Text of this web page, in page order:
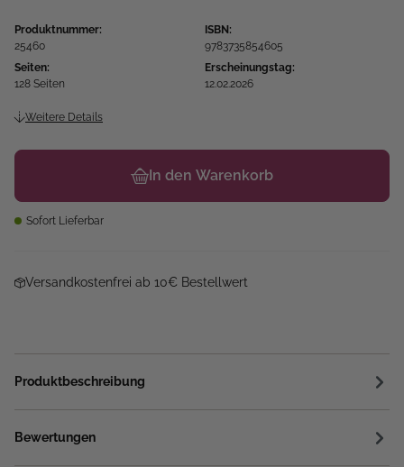
Produktnummer:
25460
ISBN:
9783735854605
Seiten:
128 Seiten
Erscheinungstag:
12.02.2026
Weitere Details
In den Warenkorb
Sofort Lieferbar
Versandkostenfrei ab 10€ Bestellwert
Produktbeschreibung
Bewertungen